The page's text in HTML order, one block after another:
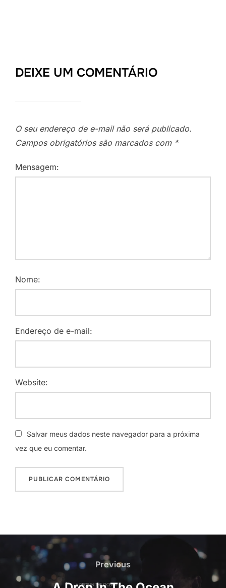
DEIXE UM COMENTÁRIO
O seu endereço de e-mail não será publicado.
Campos obrigatórios são marcados com *
Mensagem:
Nome:
Endereço de e-mail:
Website:
Salvar meus dados neste navegador para a próxima
vez que eu comentar.
Previous